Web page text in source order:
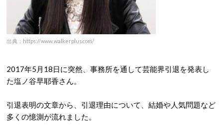
出典：https://www.walkerplus.com/
2017年5月18日に突然、事務所を通して芸能界引退を発表し
た塩ノ谷早耶香さん。
引退表明の文章から、引退理由について、結婚や人気問題など
多くの憶測が流れました。